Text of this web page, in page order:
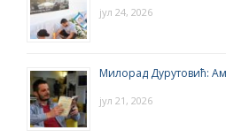
јул 24, 2026
Милорад Дурутовић:
јул 21, 2026